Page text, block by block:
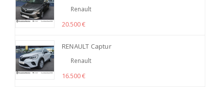
Renault
20.500 €
RENAULT Captur
Renault
16.500 €